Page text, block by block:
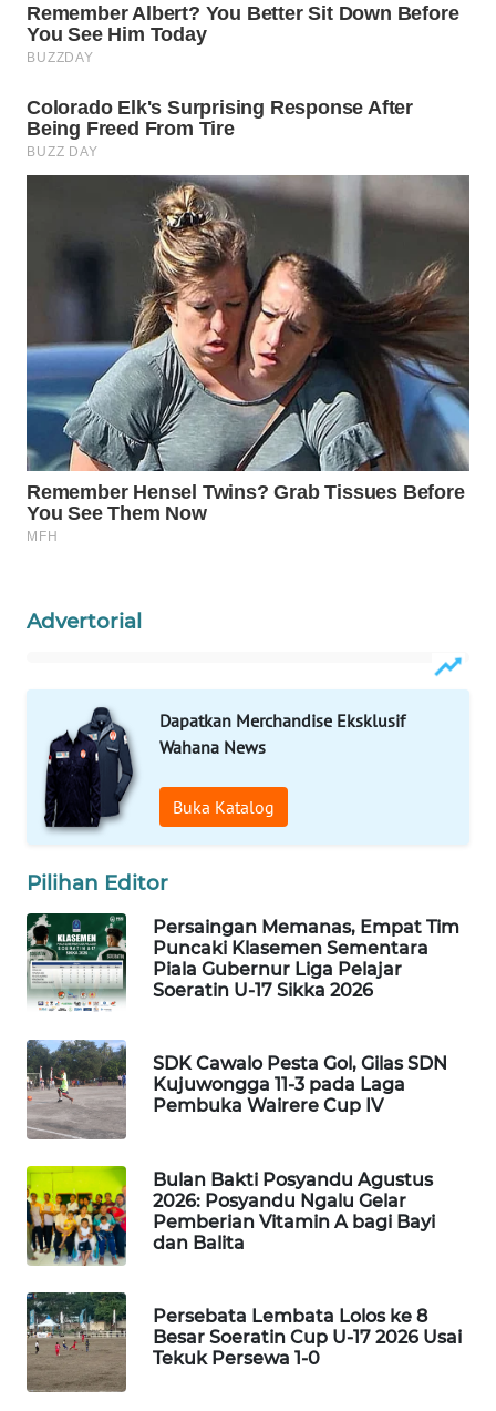
Advertorial
Dapatkan Merchandise Eksklusif
Wahana News
Buka Katalog
Pilihan Editor
Persaingan Memanas, Empat Tim
Puncaki Klasemen Sementara
Piala Gubernur Liga Pelajar
Soeratin U-17 Sikka 2026
SDK Cawalo Pesta Gol, Gilas SDN
Kujuwongga 11-3 pada Laga
Pembuka Wairere Cup IV
Bulan Bakti Posyandu Agustus
2026: Posyandu Ngalu Gelar
Pemberian Vitamin A bagi Bayi
dan Balita
Persebata Lembata Lolos ke 8
Besar Soeratin Cup U-17 2026 Usai
Tekuk Persewa 1-0
KONSUMEN
WAHANA
TRAVEL
WAHANANEWS
ID
WAHANANEWS
CO ID
WAHANANEWS
NET
WAHANA
SELEB
WAHANA
PERSONA
WAHANA
OTOMOTIF
WAHANA
HEALTH
WAHANA
DESA
WISATA
WAHANA
Wahana
Network
KONSUMEN
LISTRIK